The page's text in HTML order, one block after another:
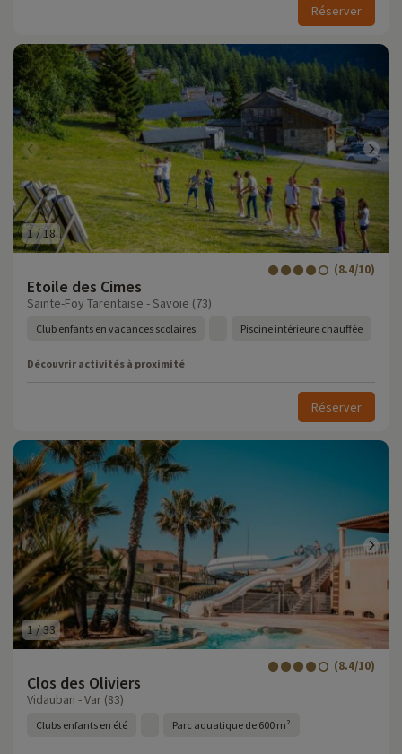
Réserver
1/18
Etoile des Cimes
(8.4/10)
Sainte-Foy Tarentaise - Savoie (73)
Club enfants en vacances scolaires Piscine intérieure chauffée
Découvrir activités à proximité
Réserver
1/33
Clos des Oliviers
(8.4/10)
Vidauban - Var (83)
Clubs enfants en été Parc aquatique de 600 m²